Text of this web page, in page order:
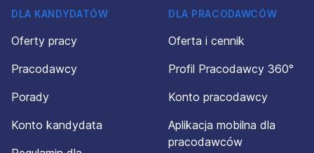
DLA KANDYDATÓW
Oferty pracy
Pracodawcy
Porady
Konto kandydata
DLA PRACODAWCÓW
Oferta i cennik
Profil Pracodawcy 360°
Konto pracodawcy
Aplikacja mobilna dla
pracodawców